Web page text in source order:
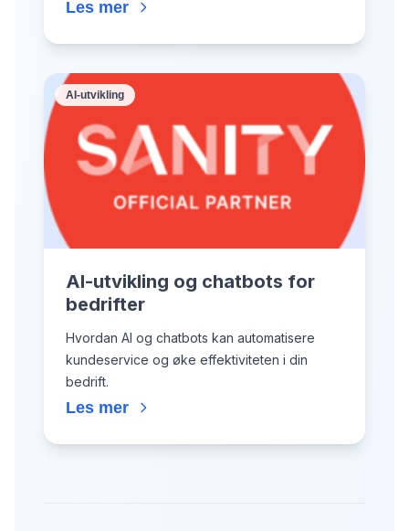
Les mer
AI-utvikling
AI-utvikling og chatbots for
bedrifter
Hvordan AI og chatbots kan automatisere
kundeservice og øke effektiviteten i din
bedrift.
Les mer